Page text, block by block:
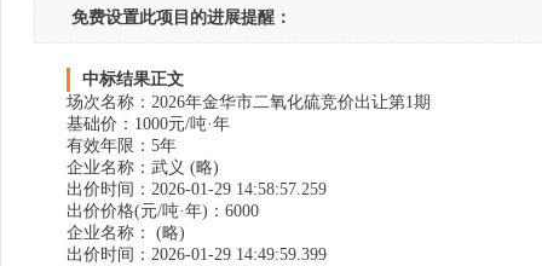
免费设置此项目的进展提醒：
中标结果正文
场次名称：2026年金华市二氧化硫竞价出让第1期
基础价：1000元/吨·年
有效年限：5年
企业名称：武义 (略)
出价时间：2026-01-29 14:58:57.259
出价价格(元/吨·年)：6000
企业名称： (略)
出价时间：2026-01-29 14:49:59.399